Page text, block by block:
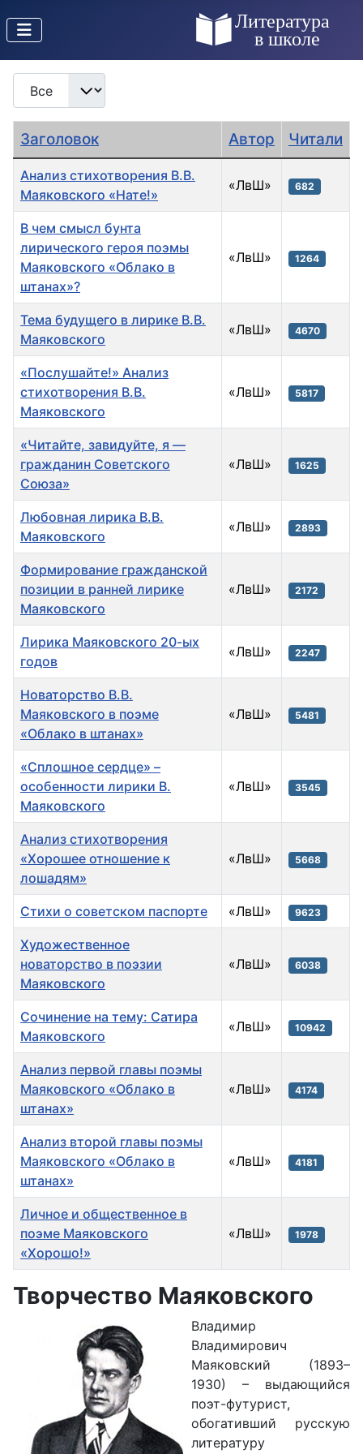
Кол-во строк:
Заголовок Автор Читали
Анализ стихотворения В.В.
Маяковского «Нате!»
«ЛвШ» 682
В чем смысл бунта
лирического героя поэмы
Маяковского «Облако в
штанах»?
«ЛвШ» 1264
Тема будущего в лирике В.В.
Маяковского
«ЛвШ» 4670
«Послушайте!» Анализ
стихотворения В.В.
Маяковского
«ЛвШ» 5817
«Читайте, завидуйте, я —
гражданин Советского
Союза»
«ЛвШ» 1625
Любовная лирика В.В.
Маяковского
«ЛвШ» 2893
Формирование гражданской
позиции в ранней лирике
Маяковского
«ЛвШ» 2172
Лирика Маяковского 20-ых
годов
«ЛвШ» 2247
Новаторство В.В.
Маяковского в поэме
«Облако в штанах»
«ЛвШ» 5481
«Сплошное сердце» –
особенности лирики В.
Маяковского
«ЛвШ» 3545
Анализ стихотворения
«Хорошее отношение к
лошадям»
«ЛвШ» 5668
Стихи о советском паспорте «ЛвШ» 9623
Художественное
новаторство в поэзии
Маяковского
«ЛвШ» 6038
Сочинение на тему: Сатира
Маяковского
«ЛвШ» 10942
Анализ первой главы поэмы
Маяковского «Облако в
штанах»
«ЛвШ» 4174
Анализ второй главы поэмы
Маяковского «Облако в
штанах»
«ЛвШ» 4181
Личное и общественное в
поэме Маяковского
«Хорошо!»
«ЛвШ» 1978
Творчество Маяковского
Владимир
Владимирович
Маяковский (1893–
1930) – выдающийся
поэт-футурист,
обогативший русскую
литературу